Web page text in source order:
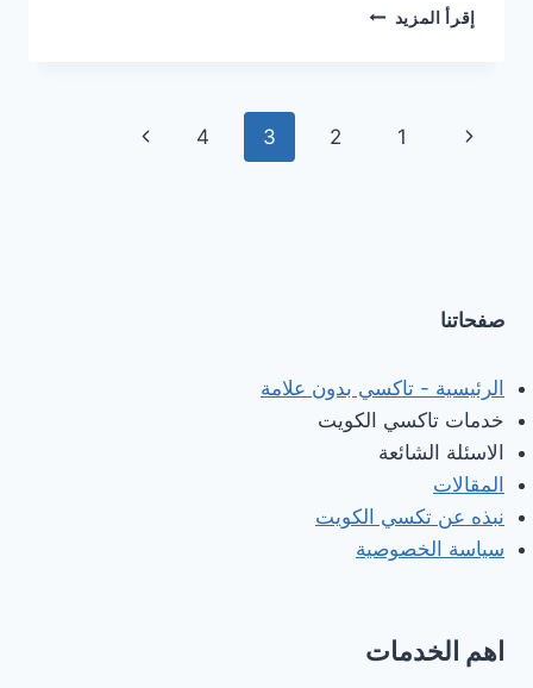
إقرأ المزيد تاكسي
تنقلالصفحة
1
2
3
4
الصفحة
صفحاتنا
الرئيسية - تاكسي بدون علامة
خدمات تاكسي الكويت
الاسئلة الشائعة
المقالات
نبذه عن تكسي الكويت
سياسة الخصوصية
اهم الخدمات